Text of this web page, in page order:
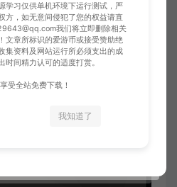
学习仅供单机环境下运行测试，严
方，如无意间侵犯了您的权益请直
我们将立即删除相关
文章所标识的爱游币或接受赞助绝
集资料及网站运行所必须支出的成
时间精力认可的适度打赏。
受全站免费下载！
我知道了